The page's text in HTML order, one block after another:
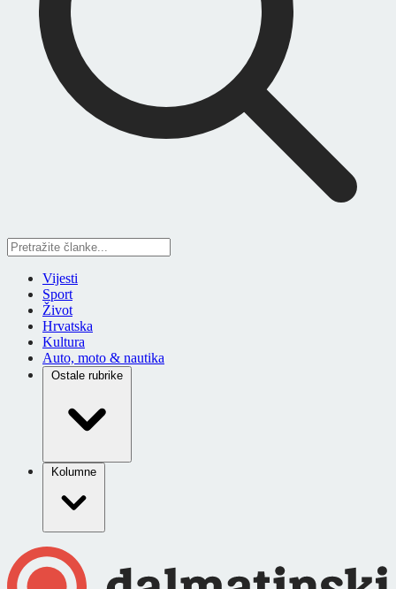
Vijesti
Sport
Život
Hrvatska
Kultura
Auto, moto & nautika
Ostale rubrike
Kolumne